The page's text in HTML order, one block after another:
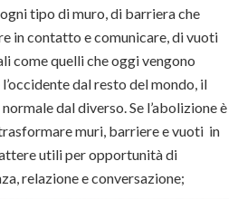
tipo di muro, di barriera che
in contatto e comunicare, di vuoti
come quelli che oggi vengono
dal resto del mondo, il
dal diverso. Se l’abolizione è
muri, barriere e vuoti in
utili per opportunità di
relazione e conversazione;